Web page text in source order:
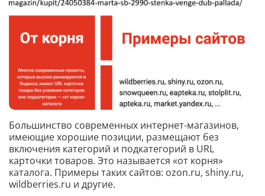
Большинство современных интернет-магазинов,
имеющие хорошие позиции, размещают без
включения категорий и подкатегорий в URL
карточки товаров. Это называется «от корня»
каталога. Примеры таких сайтов: ozon.ru, shiny.ru,
wildberries.ru и другие.